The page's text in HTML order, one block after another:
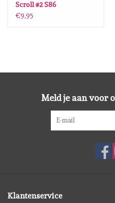
Embellishment/bedeltjes
Embossingpoeders
Inkleurbenodigdheden
Scroll #2 S86
€9,95
Meld je aan voor
Klantenservice